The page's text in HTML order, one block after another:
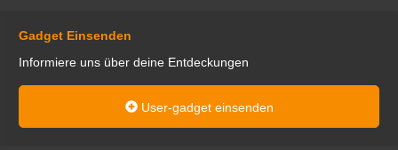
Gadget Einsenden
Informiere uns über deine Entdeckungen
User-gadget einsenden